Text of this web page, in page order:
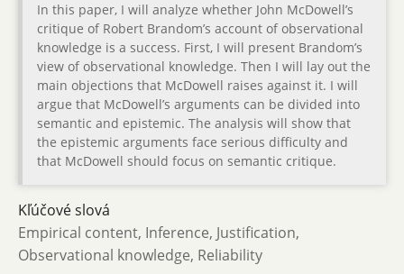
In this paper, I will analyze whether John McDowell’s
critique of Robert Brandom’s account of observational
knowledge is a success. First, I will present Brandom’s
view of observational knowledge. Then I will lay out the
main objections that McDowell raises against it. I will
argue that McDowell’s arguments can be divided into
semantic and epistemic. The analysis will show that
the epistemic arguments face serious difficulty and
that McDowell should focus on semantic critique.
Kľúčové slová
Empirical content, Inference, Justification,
Observational knowledge, Reliability